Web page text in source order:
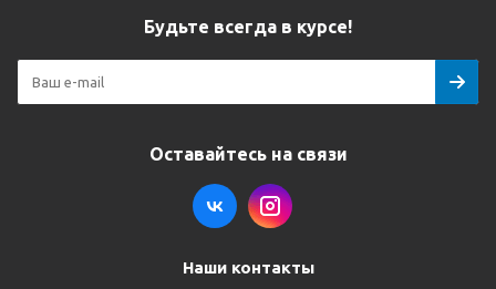
Будьте всегда в курсе!
Оставайтесь на связи
Наши контакты